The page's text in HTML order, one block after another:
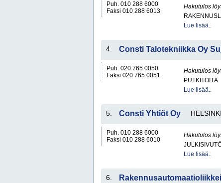
Puh. 010 288 6000
Faksi 010 288 6013
Hakutulos
Lue lisää..
4. Consti Talotekniikka Oy
Puh. 020 765 0050
Faksi 020 765 0051
Hakutulos
PUTKITÖITÄ
Lue lisää..
5. Consti Yhtiöt Oy HELSINKI
Puh. 010 288 6000
Faksi 010 288 6010
Hakutulos
Lue lisää..
6.